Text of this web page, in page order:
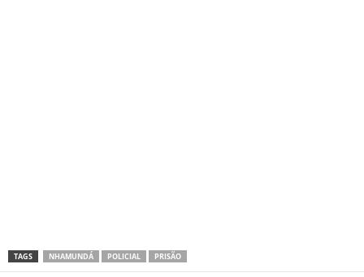
TAGS NHAMUNDÁ POLICIAL PRISÃO